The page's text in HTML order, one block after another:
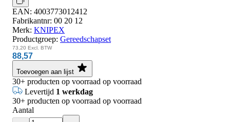
EAN: 4003773012412
Fabrikantnr: 00 20 12
Merk: KNIPEX
Productgroep: Gereedschapset
73,20 Excl. BTW
88,57
Toevoegen aan lijst
30+ producten op voorraad op voorraad
Levertijd 1 werkdag
30+ producten op voorraad op voorraad
Aantal